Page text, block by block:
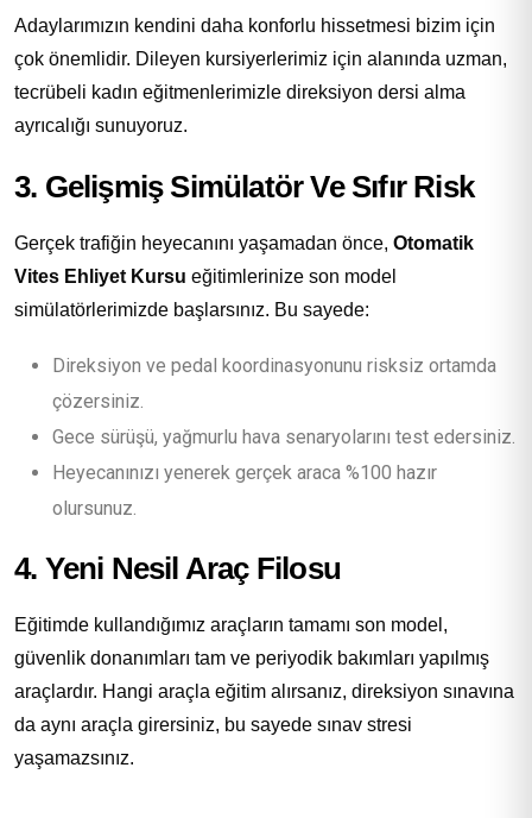
Adaylarımızın kendini daha konforlu hissetmesi bizim için
çok önemlidir. Dileyen kursiyerlerimiz için alanında uzman,
tecrübeli kadın eğitmenlerimizle direksiyon dersi alma
ayrıcalığı sunuyoruz.
3. Gelişmiş Simülatör Ve Sıfır Risk
Gerçek trafiğin heyecanını yaşamadan önce, Otomatik
Vites Ehliyet Kursu eğitimlerinize son model
simülatörlerimizde başlarsınız. Bu sayede:
Direksiyon ve pedal koordinasyonunu risksiz ortamda
çözersiniz.
Gece sürüşü, yağmurlu hava senaryolarını test edersiniz.
Heyecanınızı yenerek gerçek araca %100 hazır
olursunuz.
4. Yeni Nesil Araç Filosu
Eğitimde kullandığımız araçların tamamı son model,
güvenlik donanımları tam ve periyodik bakımları yapılmış
araçlardır. Hangi araçla eğitim alırsanız, direksiyon sınavına
da aynı araçla girersiniz, bu sayede sınav stresi
yaşamazsınız.